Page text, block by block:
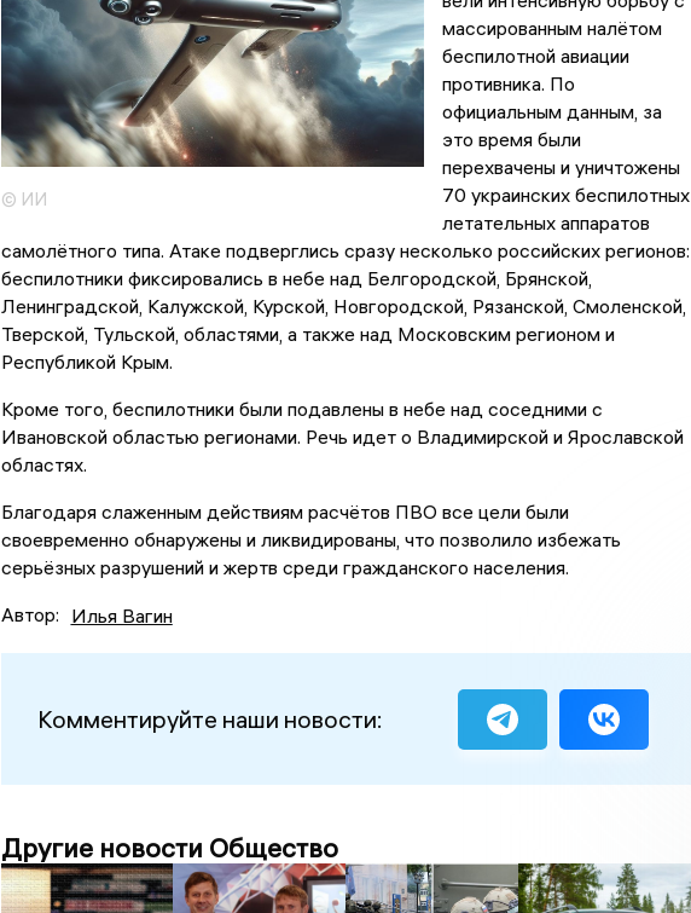
© ИИ
массированным налётом
беспилотной авиации
противника. По
официальным данным, за
это время были
перехвачены и уничтожены
70 украинских беспилотных
летательных аппаратов
самолётного типа. Атаке подверглись сразу несколько российских регионов:
беспилотники фиксировались в небе над Белгородской, Брянской,
Ленинградской, Калужской, Курской, Новгородской, Рязанской, Смоленской,
Тверской, Тульской, областями, а также над Московским регионом и
Республикой Крым.
Кроме того, беспилотники были подавлены в небе над соседними с
Ивановской областью регионами. Речь идет о Владимирской и Ярославской
областях.
Благодаря слаженным действиям расчётов ПВО все цели были
своевременно обнаружены и ликвидированы, что позволило избежать
серьёзных разрушений и жертв среди гражданского населения.
Автор: Илья Вагин
Комментируйте наши новости:
Другие новости Общество